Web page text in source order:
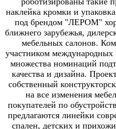
наклейка кромки и
под брендом "ЛЕРОМ"
ближнего зарубежья,
мебельных салонов.
участником
множества номинаций
качества и дизайна.
собственный
на все изменения
покупателей по
предлагаются линейки
спален, детских и